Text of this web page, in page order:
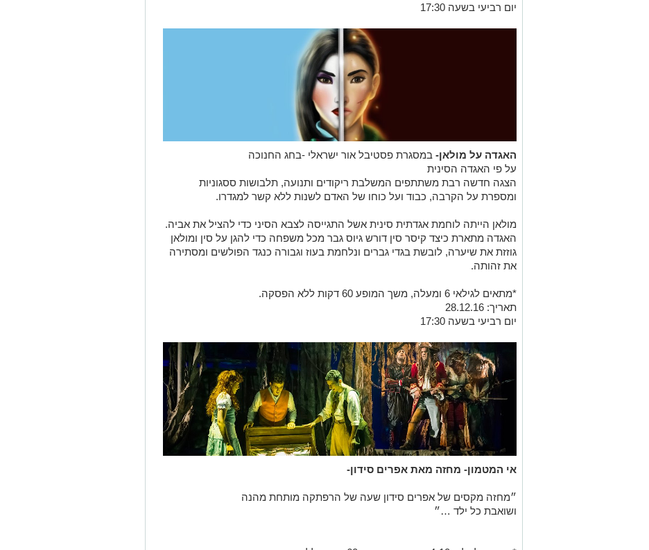
יום רביעי בשעה 17:30
האגדה על מולאן- במסגרת פסטיבל אור ישראלי -בחג החנוכה
על פי האגדה הסינית
הצגה חדשה רבת משתתפים המשלבת ריקודים ותנועה, תלבושות ססגוניות
ומספרת על הקרבה, כבוד ועל כוחו של האדם לשנות ללא קשר למגדרו.
מולאן הייתה לוחמת אגדתית סינית אשל התגייסה לצבא הסיני כדי להציל את אביה.
האגדה מתארת כיצד קיסר סין דורש גיוס גבר מכל משפחה כדי להגן על סין ומולאן
גוזזת את שיערה, לובשת בגדי גברים ונלחמת בעוז וגבורה כנגד הפולשים ומסתירה
את זהותה.
*מתאים לגילאי 6 ומעלה, משך המופע 60 דקות ללא הפסקה.
תאריך: 28.12.16
יום רביעי בשעה 17:30
אי המטמון- מחזה מאת אפרים סידון-
״מחזה מקסים של אפרים סידון שעה של הרפתקה מותחת מהנה
ושואבת כל ילד …״